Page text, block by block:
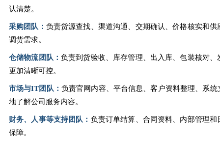
认清楚。
采购团队： 负责货源查找、渠道沟通、交期确认、价格核实和
调货需求。
仓储物流团队： 负责到货验收、库存管理、出入库、包装核对
更加清晰可控。
市场与IT团队： 负责官网内容、平台信息、客户资料整理、系
地了解公司服务内容。
财务、人事等支持团队： 负责订单结算、合同资料、内部管理
保障。